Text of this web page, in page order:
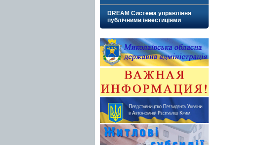
DREAM Система управління
публічними інвестиціями